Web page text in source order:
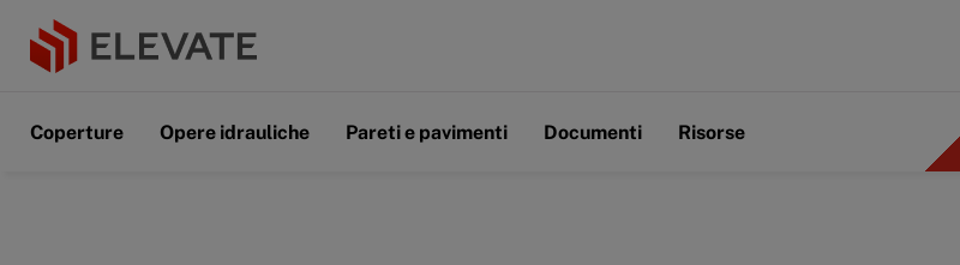
Coperture Opere idrauliche Pareti e pavimenti Documenti Risorse